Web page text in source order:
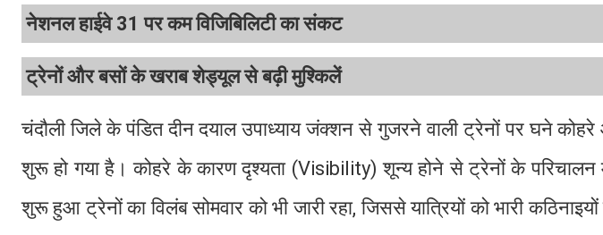
नेशनल हाईवे 31 पर कम विजिबिलिटी का संकट
ट्रेनों और बसों के खराब शेड्यूल से बढ़ी मुश्किलें
चंदौली जिले के पंडित दीन दयाल उपाध्याय जंक्शन से गुजरने वाली ट्रेनों पर घने
शुरू हो गया है। कोहरे के कारण दृश्यता (Visibility) शून्य होने से ट्रेनों के परिचालन
शुरू हुआ ट्रेनों का विलंब सोमवार को भी जारी रहा, जिससे यात्रियों को भारी